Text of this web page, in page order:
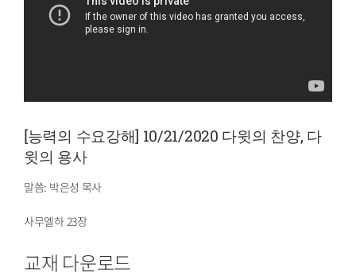
[능력의 수요강해] 10/21/2020 다윗의 찬양, 다
윗의 용사
말씀: 박은성 목사
사무엘하 23장
교재 다운로드